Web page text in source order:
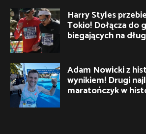
Harry Styles
Tokio! Dołącza do
biegających na
Adam Nowicki z
wynikiem! Drugi
maratończyk w